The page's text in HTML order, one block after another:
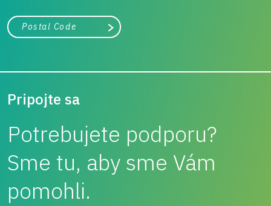
Mesto, štát alebo PSČ
Vyhľadávanie
Pripojte sa
Potrebujete podporu?
Sme tu, aby sme Vám
pomohli.